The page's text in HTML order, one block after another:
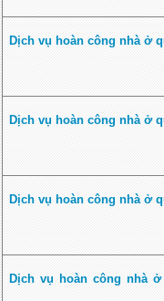
Dịch vụ hoàn công nhà ở
Dịch vụ hoàn công nhà ở
Dịch vụ hoàn công nhà ở
Dịch vụ hoàn công nhà ở